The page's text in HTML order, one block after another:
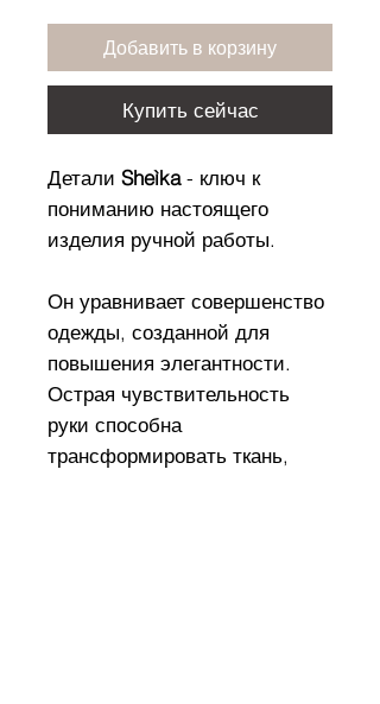
Добавить в корзину
Купить сейчас
Детали Sheìka- ключ к
пониманию настоящего
изделия ручной работы.
Он уравнивает совершенство
одежды, созданной для
повышения элегантности.
Острая чувствительность
руки способна
трансформировать ткань,